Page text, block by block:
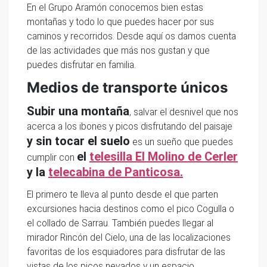
En el Grupo Aramón conocemos bien estas
montañas y todo lo que puedes hacer por sus
caminos y recorridos. Desde aquí os damos cuenta
de las actividades que más nos gustan y que
puedes disfrutar en familia.
Medios de transporte únicos
Subir una montaña, salvar el desnivel que nos
acerca a los ibones y picos disfrutando del paisaje
y sin tocar el suelo es un sueño que puedes
cumplir con el telesilla El Molino de Cerler
y la telecabina de Panticosa.
El primero te lleva al punto desde el que parten
excursiones hacia destinos como el pico Cogulla o
el collado de Sarrau. También puedes llegar al
mirador Rincón del Cielo, una de las localizaciones
favoritas de los esquiadores para disfrutar de las